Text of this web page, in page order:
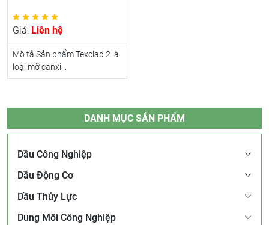
Giá: Liên hệ
Mô tả Sản phẩm Texclad 2 là
loại mỡ canxi...
DANH MỤC SẢN PHẨM
Dầu Công Nghiệp
Dầu Động Cơ
Dầu Thủy Lực
Dung Môi Công Nghiệp